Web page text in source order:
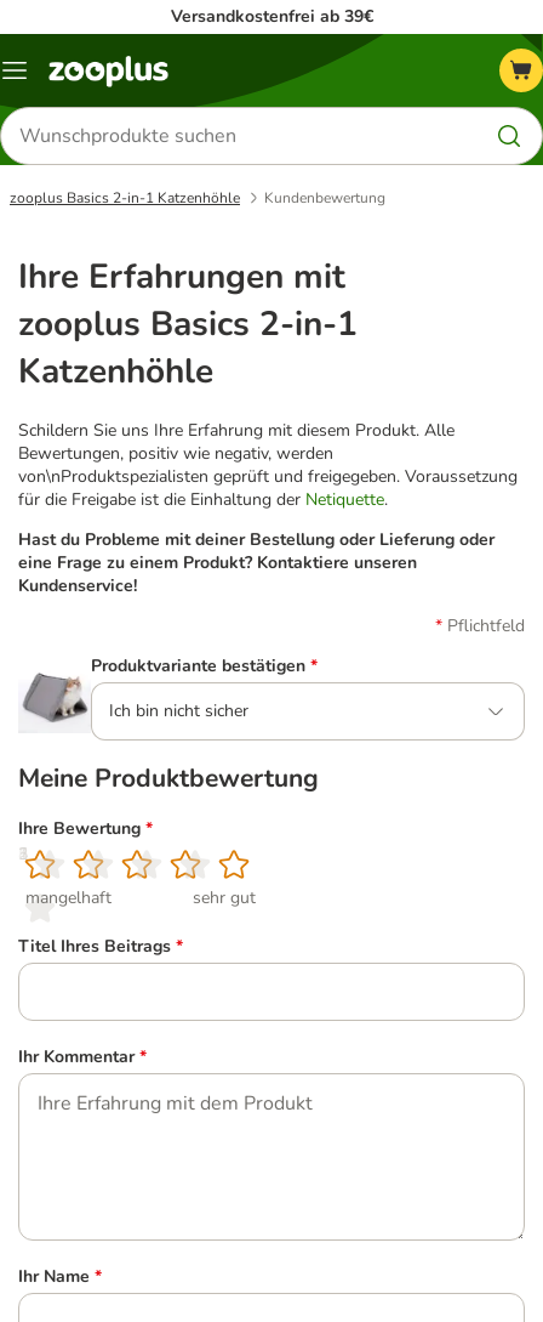
Versandkostenfrei ab 39€
Menü
Produkte
suchen
zooplus Basics 2-in-1 Katzenhöhle Kundenbewertung
Ihre Erfahrungen mit
zooplus Basics 2-in-1
Katzenhöhle
Schildern Sie uns Ihre Erfahrung mit diesem Produkt. Alle
Bewertungen, positiv wie negativ, werden
von\nProduktspezialisten geprüft und freigegeben. Voraussetzung
für die Freigabe ist die Einhaltung der Netiquette.
Hast du Probleme mit deiner Bestellung oder Lieferung oder
eine Frage zu einem Produkt? Kontaktiere unseren
Kundenservice!
Pflichtfeld
Produktvariante bestätigen *
Ich bin nicht sicher
Meine Produktbewertung
Ihre Bewertung *
1
mangelhaft
2
3
4
5
sehr gut
Titel Ihres Beitrags *
Ihr Kommentar *
Ihr Name *